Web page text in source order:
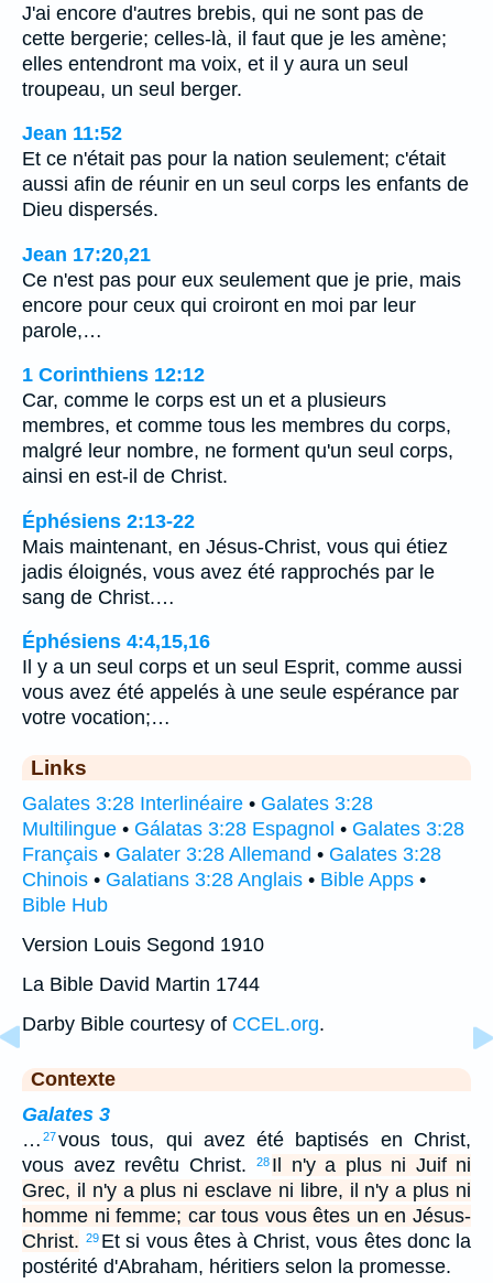
J'ai encore d'autres brebis, qui ne sont pas de
cette bergerie; celles-là, il faut que je les amène;
elles entendront ma voix, et il y aura un seul
troupeau, un seul berger.
Jean 11:52
Et ce n'était pas pour la nation seulement; c'était
aussi afin de réunir en un seul corps les enfants de
Dieu dispersés.
Jean 17:20,21
Ce n'est pas pour eux seulement que je prie, mais
encore pour ceux qui croiront en moi par leur
parole,…
1 Corinthiens 12:12
Car, comme le corps est un et a plusieurs
membres, et comme tous les membres du corps,
malgré leur nombre, ne forment qu'un seul corps,
ainsi en est-il de Christ.
Éphésiens 2:13-22
Mais maintenant, en Jésus-Christ, vous qui étiez
jadis éloignés, vous avez été rapprochés par le
sang de Christ.…
Éphésiens 4:4,15,16
Il y a un seul corps et un seul Esprit, comme aussi
vous avez été appelés à une seule espérance par
votre vocation;…
Links
Galates 3:28 Interlinéaire • Galates 3:28
Multilingue • Gálatas 3:28 Espagnol • Galates 3:28
Français • Galater 3:28 Allemand • Galates 3:28
Chinois • Galatians 3:28 Anglais • Bible Apps •
Bible Hub
Version Louis Segond 1910
La Bible David Martin 1744
Darby Bible courtesy of CCEL.org.
Contexte
Galates 3
… 27vous tous, qui avez été baptisés en Christ,
vous avez revêtu Christ.
28 Il n'y a plus ni Juif ni
Grec, il n'y a plus ni esclave ni libre, il n'y a plus ni
homme ni femme; car tous vous êtes un en Jésus-
Christ.
29 Et si vous êtes à Christ, vous êtes donc la
postérité d'Abraham, héritiers selon la promesse.